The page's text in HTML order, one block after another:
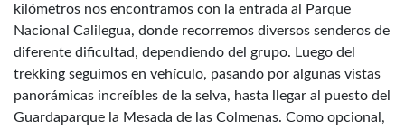
kilómetros nos encontramos con la entrada al Parque
Nacional Calilegua, donde recorremos diversos senderos de
diferente dificultad, dependiendo del grupo. Luego del
trekking seguimos en vehículo, pasando por algunas vistas
panorámicas increíbles de la selva, hasta llegar al puesto del
Guardaparque la Mesada de las Colmenas. Como opcional,